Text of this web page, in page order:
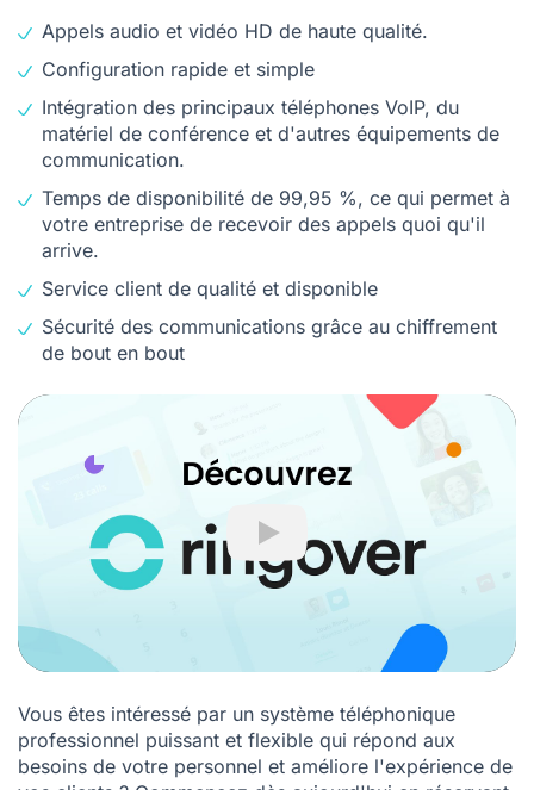
Appels audio et vidéo HD de haute qualité.
Configuration rapide et simple
Intégration des principaux téléphones VoIP, du
matériel de conférence et d'autres équipements de
communication.
Temps de disponibilité de 99,95 %, ce qui permet à
votre entreprise de recevoir des appels quoi qu'il
arrive.
Service client de qualité et disponible
Sécurité des communications grâce au chiffrement
de bout en bout
Play
Vous êtes intéressé par un système téléphonique
professionnel puissant et flexible qui répond aux
besoins de votre personnel et améliore l'expérience de